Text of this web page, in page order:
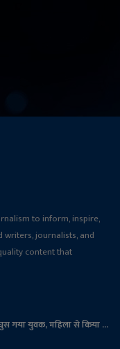
to inform, inspire,
journalists, and
content that
गया युवक, महिला से किया ...